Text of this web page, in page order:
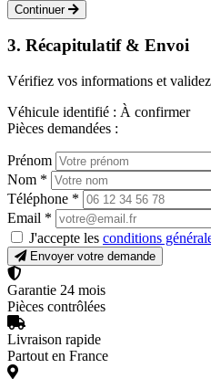
Continuer
3. Récapitulatif & Envoi
Vérifiez vos informations et
Véhicule identifié : À confirmer
Pièces demandées :
Prénom
Nom *
Téléphone *
Email *
J'accepte les conditions
Envoyer votre demande
Garantie 24 mois
Pièces contrôlées
Livraison rapide
Partout en France